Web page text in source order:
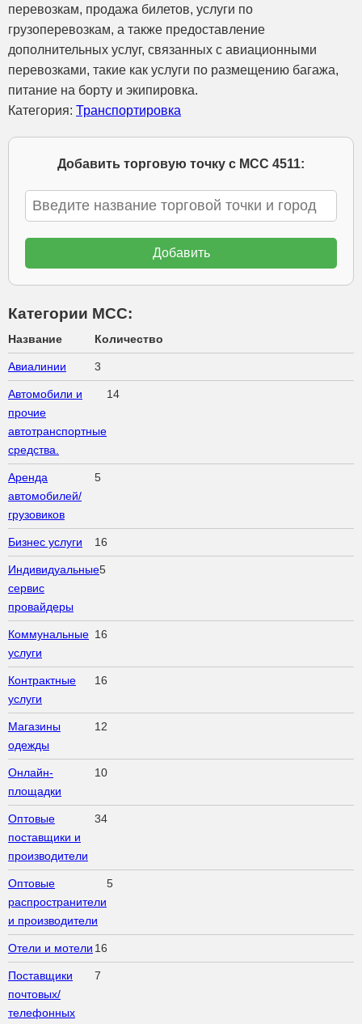
перевозкам, продажа билетов, услуги по
грузоперевозкам, а также предоставление
дополнительных услуг, связанных с авиационными
перевозками, такие как услуги по размещению багажа,
питание на борту и экипировка.
Категория: Транспортировка
Добавить торговую точку с МСС 4511:
Категории МСС:
Название Количество
Авиалинии 3
Автомобили и
прочие
автотранспортные
средства.
14
Аренда
автомобилей/
грузовиков
5
Бизнес услуги 16
Индивидуальные
сервис
провайдеры
5
Коммунальные
услуги
16
Контрактные
услуги
16
Магазины
одежды
12
Онлайн-
площадки
10
Оптовые
поставщики и
производители
34
Оптовые
распространители
и производители
5
Отели и мотели 16
Поставщики
почтовых/
телефонных
7